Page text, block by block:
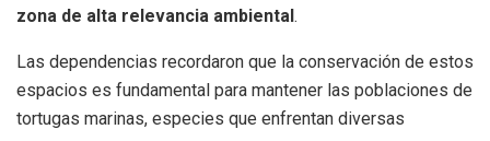
zona de alta relevancia ambiental .
Las dependencias recordaron que la conservación de estos
espacios es fundamental para mantener las poblaciones de
tortugas marinas, especies que enfrentan diversas